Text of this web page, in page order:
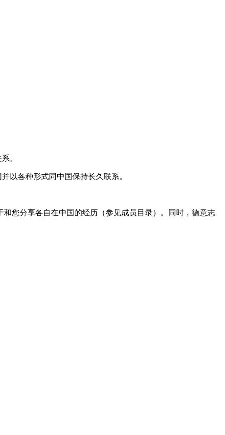
。
以各种形式同中国保持长久联系。
您分享各自在中国的经历（参见成员目录）。同时，德意志